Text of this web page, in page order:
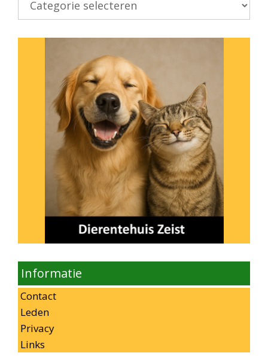
onderwerp
Informatie
Contact
Leden
Privacy
Links